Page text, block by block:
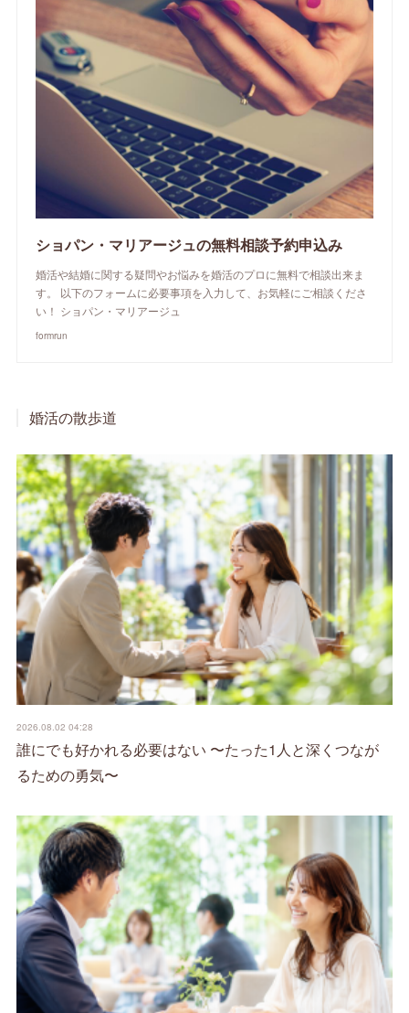
ショパン・マリアージュの無料相談予約申込み
婚活や結婚に関する疑問やお悩みを婚活のプロに無料で相談出来ま
す。 以下のフォームに必要事項を入力して、お気軽にご相談くださ
い！ ショパン・マリアージュ
formrun
婚活の散歩道
2026.08.02 04:28
誰にでも好かれる必要はない 〜たった1人と深くつなが
るための勇気〜